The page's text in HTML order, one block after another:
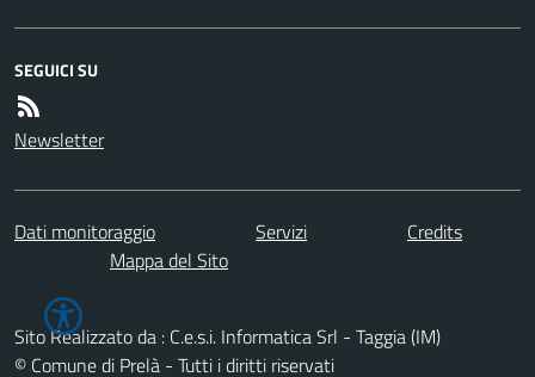
SEGUICI SU
Newsletter
Dati monitoraggio Servizi
Credits
Mappa del Sito
Sito Realizzato da : C.e.s.i. Informatica Srl - Taggia (IM)
© Comune di Prelà - Tutti i diritti riservati